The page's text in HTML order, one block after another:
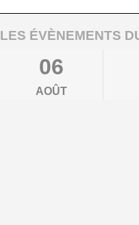
LES ÉVÈNEMENTS
06
AOÛT